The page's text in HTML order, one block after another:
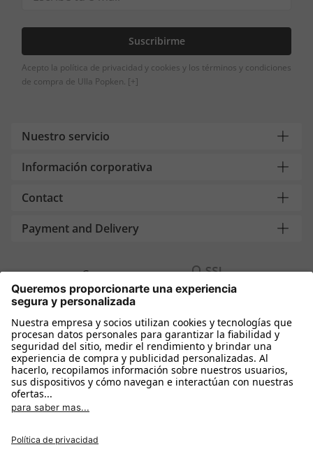
Suscribirme
Acepto la política de privacidad y cookies y los términos y condiciones
de compra de Ulla Popken. [+]
Nuestro servicio
Información corporativa
Contact
Payment and Delivery
Compra segura con
Más tiendas online
España